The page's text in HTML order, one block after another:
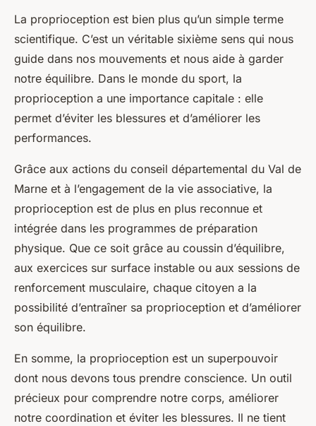
La proprioception est bien plus qu’un simple terme
scientifique. C’est un véritable sixième sens qui nous
guide dans nos mouvements et nous aide à garder
notre équilibre. Dans le monde du sport, la
proprioception a une importance capitale : elle
permet d’éviter les blessures et d’améliorer les
performances.
Grâce aux actions du conseil départemental du Val de
Marne et à l’engagement de la vie associative, la
proprioception est de plus en plus reconnue et
intégrée dans les programmes de préparation
physique. Que ce soit grâce au coussin d’équilibre,
aux exercices sur surface instable ou aux sessions de
renforcement musculaire, chaque citoyen a la
possibilité d’entraîner sa proprioception et d’améliorer
son équilibre.
En somme, la proprioception est un superpouvoir
dont nous devons tous prendre conscience. Un outil
précieux pour comprendre notre corps, améliorer
notre coordination et éviter les blessures. Il ne tient